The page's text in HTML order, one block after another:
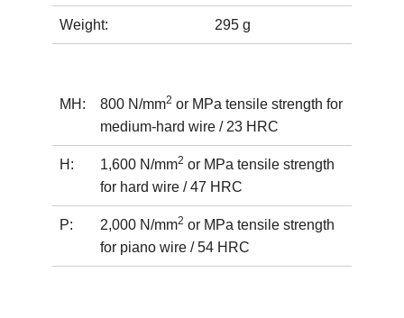
Weight: 295 g
MH: 800 N/mm2 or MPa tensile strength for
medium-hard wire / 23 HRC
H: 1,600 N/mm2 or MPa tensile strength
for hard wire / 47 HRC
P: 2,000 N/mm2 or MPa tensile strength
for piano wire / 54 HRC